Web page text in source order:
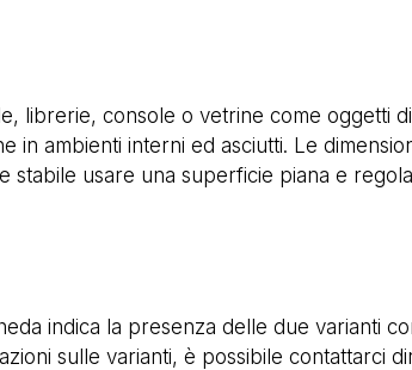
librerie, console o vetrine come oggetti
in ambienti interni ed asciutti. Le
stabile usare una superficie piana e
indica la presenza delle due varianti
sulle varianti, è possibile contattarci